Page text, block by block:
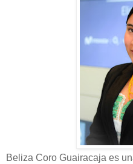
Beliza Coro Guairacaja es